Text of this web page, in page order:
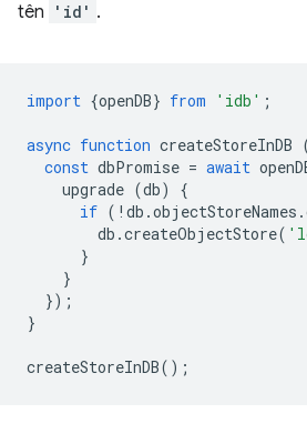
tên
'id' .
import {openDB} from 'idb' ;
async function createStoreInDB
const dbPromise = await
upgrade (db)
{
if ( ! db .objectStoreNames .
db .createObjectStore(
}
}
});
}
createStoreInDB();